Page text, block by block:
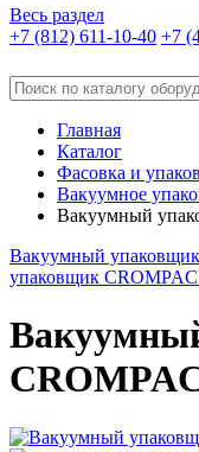
Весь раздел
+7 (812) 611-10-40 +7
Главная
Каталог
Фасовка и
Вакуумное
Вакуумный
Вакуумный
упаковщик